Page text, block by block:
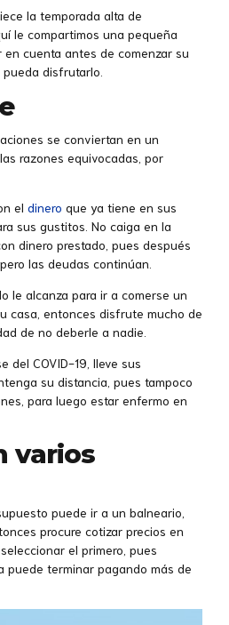
la temporada alta de
le compartimos una pequeña
cuenta antes de comenzar su
disfrutarlo.
se conviertan en un
razones equivocadas, por
el dinero que ya tiene en sus
sus gustitos. No caiga en la
dinero prestado, pues después
las deudas continúan.
le alcanza para ir a comerse un
casa, entonces disfrute mucho de
de no deberle a nadie.
del COVID-19, lleve sus
su distancia, pues tampoco
para luego estar enfermo en
varios
puede ir a un balneario,
procure cotizar precios en
el primero, pues
puede terminar pagando más de